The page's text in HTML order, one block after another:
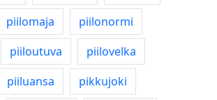
piilomaja
piilonormi
piiloutuva
piilovelka
piiluansa
pikkujoki